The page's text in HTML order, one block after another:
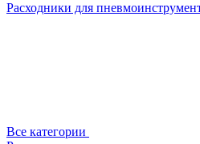
Расходники для
Все категории